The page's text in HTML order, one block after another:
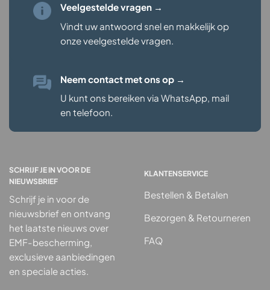
Veelgestelde vragen →
Vindt uw antwoord snel en makkelijk op
onze veelgestelde vragen
Neem contact met ons op →
U kunt ons bereiken via WhatsApp, mail
en telefoon.
SCHRIJF JE IN VOOR DE
NIEUWSBRIEF
Schrijf je in voor de
nieuwsbrief en ontvang
het laatste nieuws over
EMF-bescherming,
exclusieve aanbiedingen
en speciale acties.
KLANTENSERVICE
Bestellen & Betalen
Bezorgen & Retourneren
FAQ